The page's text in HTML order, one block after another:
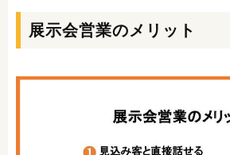
展示会営業のメリット